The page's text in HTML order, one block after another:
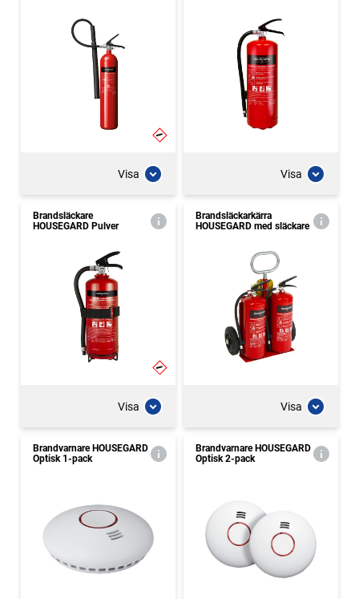
Visa Visa
Brandsläckare
HOUSEGARD Pulver
Visa
Brandsläckarkärra
HOUSEGARD med släckare
Visa
Brandvarnare HOUSEGARD
Optisk 1-pack
Brandvarnare HOUSEGARD
Optisk 2-pack